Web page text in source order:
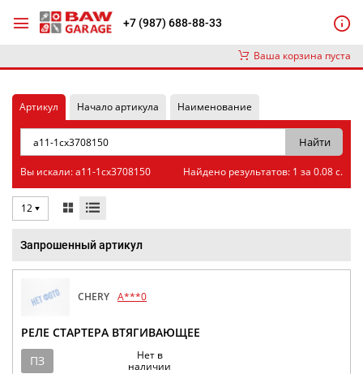
+7 (987) 688-88-33
Ваша корзина пуста
Артикул Начало артикула Наименование
Вы искали: a11-1cx3708150 Найдено результатов: 1 за 0.08 с.
12
Запрошенный артикул
CHERY A***0
РЕЛЕ СТАРТЕРА ВТЯГИВАЮЩЕЕ
ПЗ
Нет в
наличии